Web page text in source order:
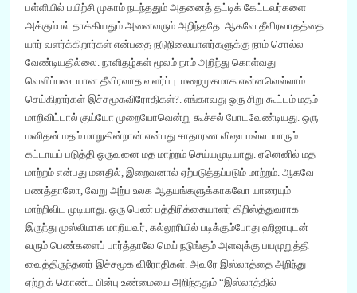
பள்ளியில் பயிற்சி முகாம் நடந்ததும் அதனைத் தட்டிக் கேட்டவர்களை
அக்கும்பல் தாக்கியதும் அனைவரும் அறிந்ததே. ஆகவே தீவிரவாதத்தை
யார் வளர்க்கிறார்கள் என்பதை நடுநிலையாளர்களுக்கு நாம் சொல்ல
வேண்டியதில்லை. நாளிதழ்கள் மூலம் நாம் அறிந்து கொள்வது
வெளிப்படையான தீவிரவாத வளர்ப்பு. மறைமுகமாக என்னவெல்லாம்
செய்கிறார்கள் இச்சமூகவிரோதிகள்? . எங்காவது ஒரு சிறு கூட்டம் மதம்
மாறிவிட்டால் குய்யோ முறையோவென்று கூச்சல் போடவேண்டியது. ஒரு
மனிதன் மதம் மாறுகின்றான் என்பது சாதாரண விஷயமல்ல. யாரும்
கட்டாயப் படுத்தி ஒருவனை மத மாற்றம் செய்யமுடியாது. ஏனெனில் மத
மாற்றம் என்பது மனதில் இறைவனால் ஏற்படுத்தப்படும் மாற்றம். ஆகவே
பணத்தாலோ வேறு அற்ப உலக ஆதயங்களுக்காகவோ யாரையும்
மாற்றிவிட முடியாது. ஒரு பெண் பத்திரிக்கையாளர் கிறிஸ்த்துவராக
இருந்து முஸ்லிமாக மாறியவர் கல்லூரியில் படிக்கும்போது ஹிஜாபுடன்
வரும் பெண்களைப் பார்த்தாலே மெய் நடுங்கும் அளவுக்கு பயமுறுத்தி
வைத்திருந்தனர் இச்சமூக விரோதிகள். அவரே இஸ்லாத்தை அறிந்து
ஏற்றுக் கொண்ட பின்பு உண்மையை அறிந்ததும் “இஸ்லாத்தில்